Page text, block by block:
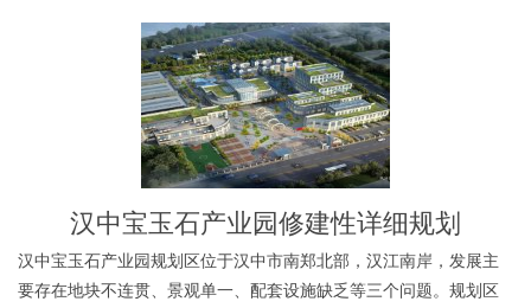
汉中宝玉石产业园修建性详细规划
汉中宝玉石产业园规划区位于汉中市南郑北部，汉江南岸，发展主
要存在地块不连贯、景观单一、配套设施缺乏等三个问题。规划区